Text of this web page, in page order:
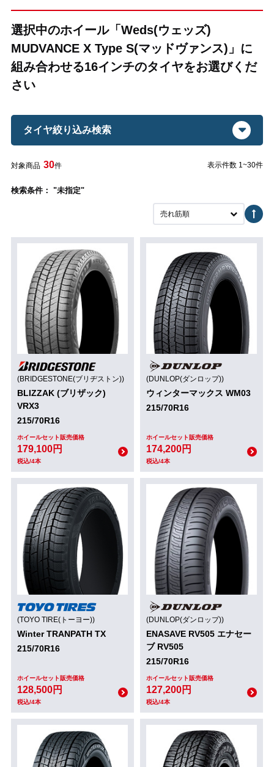
選択中のホイール「Weds(ウェッズ)
MUDVANCE X Type S(マッドヴァンス)」に
組み合わせる16インチのタイヤをお選びくだ
さい
タイヤ絞り込み検索
対象商品 30件 表示件数 1~30件
検索条件： "未指定"
売れ筋順
(BRIDGESTONE(ブリヂストン))
BLIZZAK (ブリザック)
VRX3
215/70R16
ホイールセット販売価格
179,100円
税込/4本
(DUNLOP(ダンロップ))
ウィンターマックス WM03
215/70R16
ホイールセット販売価格
174,200円
税込/4本
(TOYO TIRE(トーヨー))
Winter TRANPATH TX
215/70R16
ホイールセット販売価格
128,500円
税込/4本
(DUNLOP(ダンロップ))
ENASAVE RV505 エナセー
ブ RV505
215/70R16
ホイールセット販売価格
127,200円
税込/4本